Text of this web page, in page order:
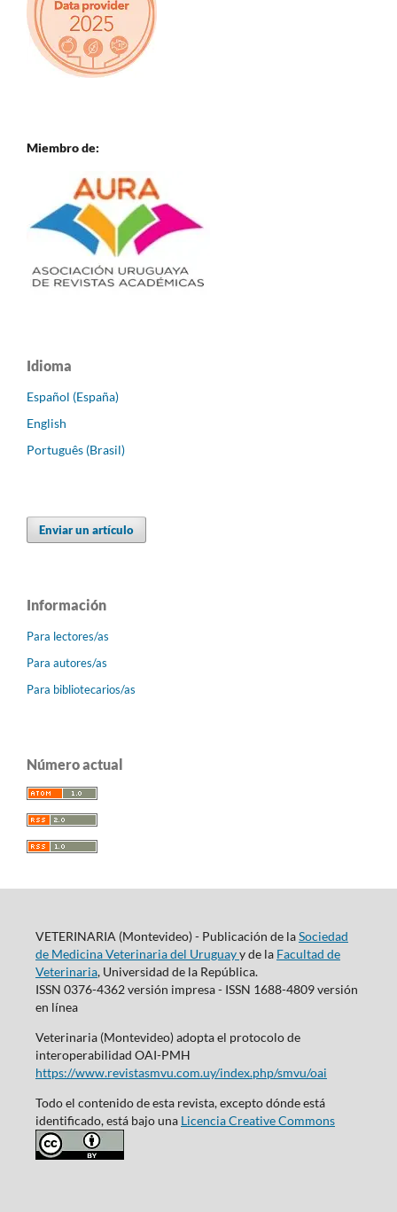
Miembro de:
Idioma
Español (España)
English
Português (Brasil)
Enviar un artículo
Información
Para lectores/as
Para autores/as
Para bibliotecarios/as
Número actual
VETERINARIA (Montevideo) - Publicación de laSociedad
de Medicina Veterinaria del Uruguayy de la Facultad de
Veterinaria, Universidad de la República.
ISSN 0376-4362 versión impresa - ISSN 1688-4809 versión
en línea
Veterinaria (Montevideo) adopta el protocolo de
interoperabilidad OAI-PMH
https://www.revistasmvu.com.uy/index.php/smvu/oai
Todo el contenido de esta revista, excepto dónde está
identificado, está bajo una Licencia Creative Commons